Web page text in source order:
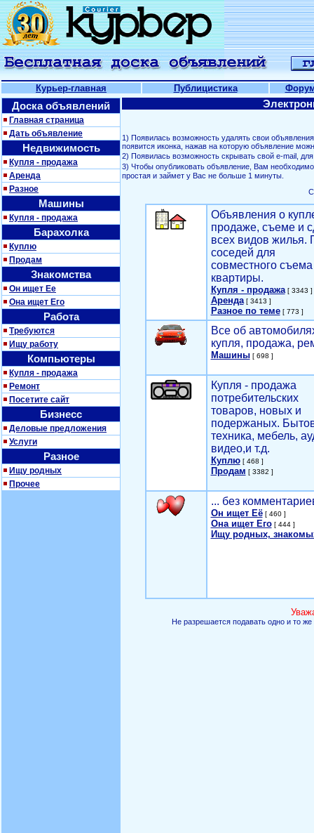
Курьер-главная Публицистика
Доска объявлений
Главная страница
Дать объявление
Недвижимость
Купля - продажа
Аренда
Разное
Машины
Купля - продажа
Барахолка
Куплю
Продам
Знакомства
Он ищет Ее
Она ищет Его
Работа
Требуются
Ищу работу
Компьютеры
Купля - продажа
Ремонт
Посетите сайт
Бизнесс
Деловые предложения
Услуги
Разное
Ищу родных
Прочее
1) Появилась возможность удалять свои
появится иконка, нажав на которую объявление
2) Появилась возможность скрывать свой е-mail,
3) Чтобы опубликовать объявление, Вам
простая и займет у Вас не больше 1 минуты.
Объявления о
продаже, съеме и
всех видов жилья.
соседей для
совместного съема
квартиры.
Купля - продажа[ 3343 ]
Аренда[ 3413 ]
Разное по теме[ 773 ]
Все об
купля, продажа,
Машины[ 698 ]
Купля - продажа
потребительских
товаров, новых и
подержаных.
техника, мебель,
видео,и т.д.
Куплю[ 468 ]
Продам [ 3382 ]
... без
Он ищет Её[ 460 ]
Она ищет Его[ 444 ]
Ищу родных,
Не разрешается подавать одно и то